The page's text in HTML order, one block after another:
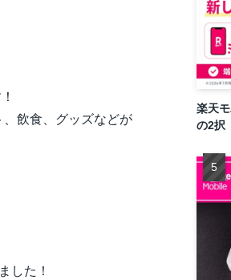
飲食、グッズなどが
した！
楽天
の2択